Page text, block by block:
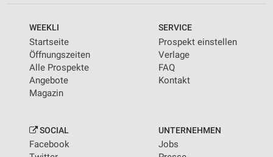
WEEKLI
Startseite
Öffnungszeiten
Alle Prospekte
Angebote
Magazin
SERVICE
Prospekt einstellen
Verlage
FAQ
Kontakt
SOCIAL
Facebook
UNTERNEHMEN
Jobs